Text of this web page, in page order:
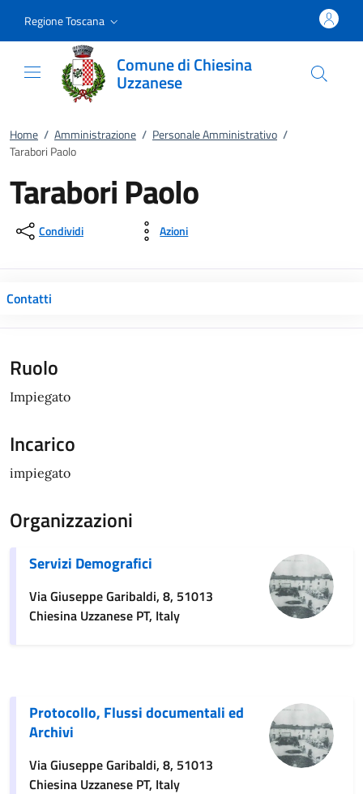
Regione Toscana
Comune di Chiesina
Uzzanese
Home / Amministrazione / Personale Amministrativo /
Tarabori Paolo
Tarabori Paolo
Condividi Azioni
Contatti
Ruolo
Impiegato
Incarico
impiegato
Organizzazioni
Servizi Demografici
Via Giuseppe Garibaldi, 8, 51013
Chiesina Uzzanese PT, Italy
Protocollo, Flussi documentali ed
Archivi
Via Giuseppe Garibaldi, 8, 51013
Chiesina Uzzanese PT, Italy